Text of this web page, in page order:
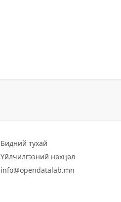
Бидний тухай
Үйлчилгээний нөхцөл
info@opendatalab.mn